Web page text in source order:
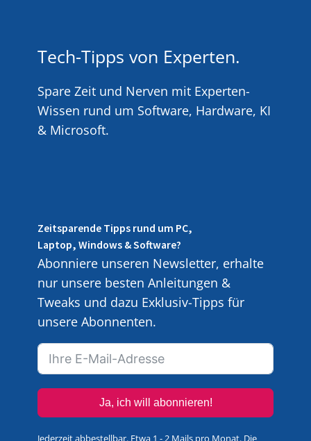
Tech-Tipps von Experten.
Spare Zeit und Nerven mit Experten-
Wissen rund um Software, Hardware, KI
& Microsoft.
Zeitsparende Tipps rund um PC,
Laptop, Windows & Software?
Abonniere unseren Newsletter, erhalte
nur unsere besten Anleitungen &
Tweaks und dazu Exklusiv-Tipps für
unsere Abonnenten.
Ja, ich will abonnieren!
Jederzeit abbestellbar. Etwa 1 - 2 Mails pro Monat. Die